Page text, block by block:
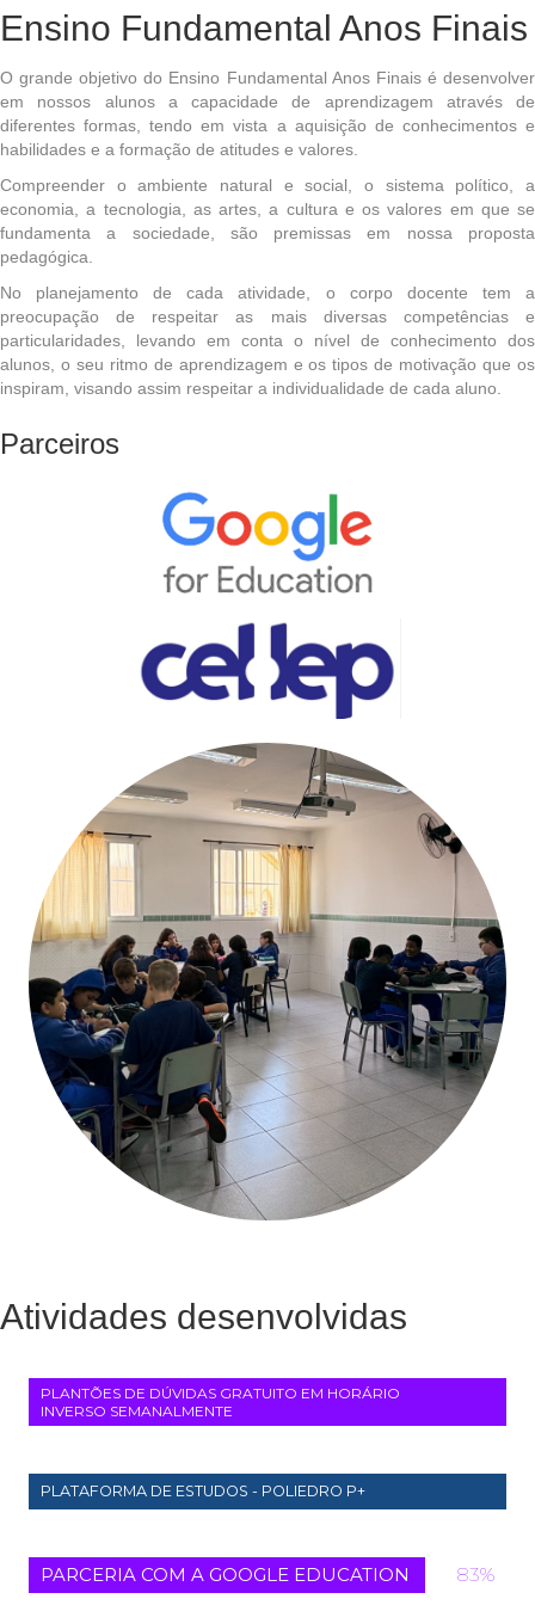
Ensino Fundamental Anos Finais
O grande objetivo do Ensino Fundamental Anos Finais é desenvolver
em nossos alunos a capacidade de aprendizagem através de
diferentes formas, tendo em vista a aquisição de conhecimentos e
habilidades e a formação de atitudes e valores.
Compreender o ambiente natural e social, o sistema político, a
economia, a tecnologia, as artes, a cultura e os valores em que se
fundamenta a sociedade, são premissas em nossa proposta
pedagógica.
No planejamento de cada atividade, o corpo docente tem a
preocupação de respeitar as mais diversas competências e
particularidades, levando em conta o nível de conhecimento dos
alunos, o seu ritmo de aprendizagem e os tipos de motivação que os
inspiram, visando assim respeitar a individualidade de cada aluno.
Parceiros
Atividades desenvolvidas
PLANTÕES DE DÚVIDAS GRATUITO EM HORÁRIO
INVERSO SEMANALMENTE
PLATAFORMA DE ESTUDOS - POLIEDRO P+
PARCERIA COM A GOOGLE EDUCATION 100%